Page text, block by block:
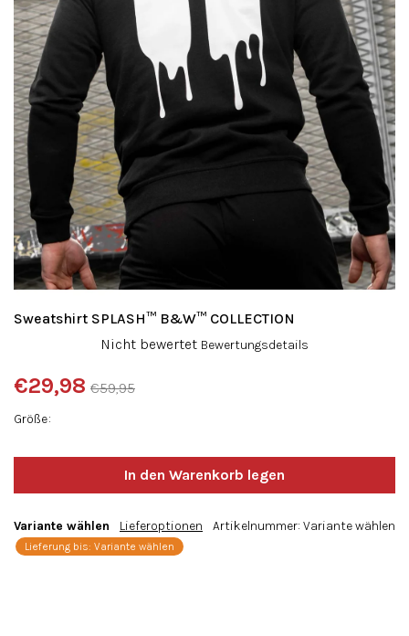
Größe
€59,95
€29,98
Variante wählen
Lieferung bis: Variante wählen
Lieferoptionen Artikelnummer: Variante wählen
Sweatshirt SPLASH™ B&W™ COLLECTION
Produktbewertung
ist
0,0
Nicht bewertet Bewertungsdetails